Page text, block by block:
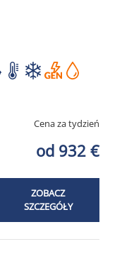
Cena za tydzień
od 932 €
ZOBACZ
SZCZEGÓŁY